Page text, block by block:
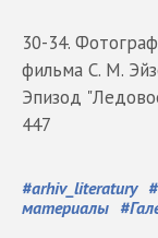
30-34.
фильма С. М.
Эпизод
447
#arhiv_literatury #
материалы #